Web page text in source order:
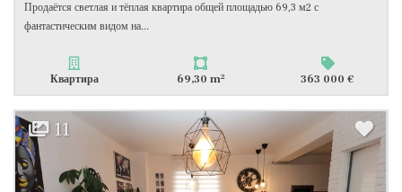
Продаётся светлая и тёплая квартира общей площадью 69,3 м2 с
фантастическим видом на...
Квартира 69,30 m2 363 000 €
11